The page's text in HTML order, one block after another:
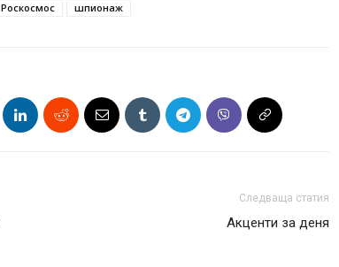
Роскосмос шпионаж
Следваща статия
Акценти за деня